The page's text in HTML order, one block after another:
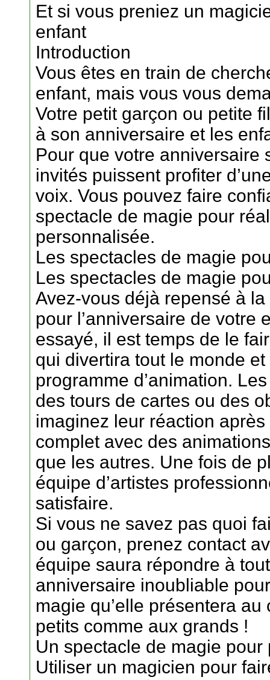
Et si vous preniez un
enfant
Introduction
Vous êtes en train de
enfant, mais vous vous
Votre petit garçon ou petite
à son anniversaire et les
Pour que votre anniversaire
invités puissent profiter
voix. Vous pouvez faire
spectacle de magie pour
personnalisée.
Les spectacles de magie
Les spectacles de magie
Avez-vous déjà repensé à
pour l’anniversaire de votre
essayé, il est temps de le
qui divertira tout le monde
programme d’animation.
des tours de cartes ou des
imaginez leur réaction
complet avec des
que les autres. Une fois de
équipe d’artistes
satisfaire.
Si vous ne savez pas quoi
ou garçon, prenez contact
équipe saura répondre à
anniversaire inoubliable
magie qu’elle présentera
petits comme aux grands !
Un spectacle de magie pour
Utiliser un magicien pour